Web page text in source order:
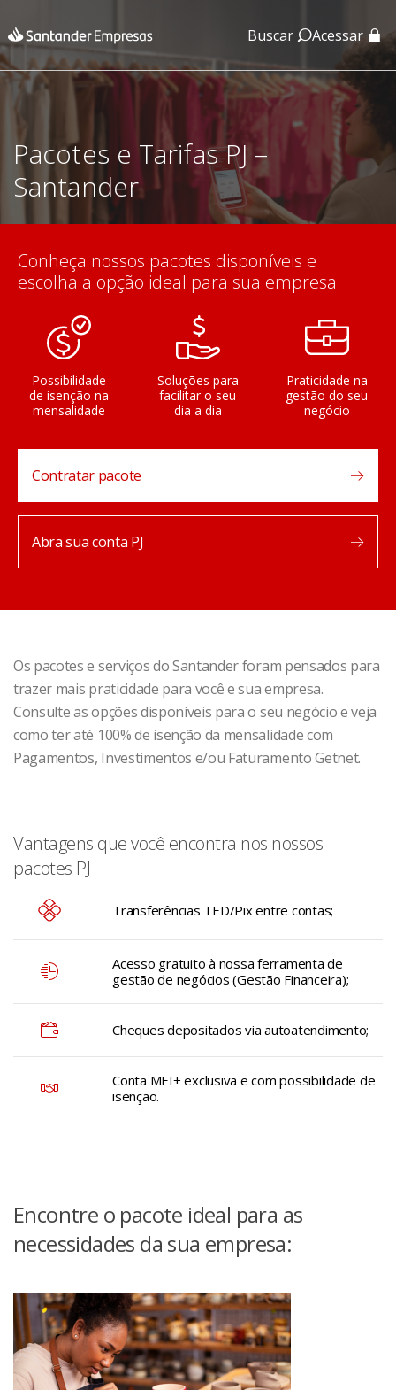
App Santander
App Santander Empresas
Buscar Acessar
Pacotes e Tarifas PJ –
Santander
Conheça nossos pacotes disponíveis e
escolha a opção ideal para sua empresa.
Possibilidade
de isenção na
mensalidade
Soluções para
facilitar o seu
dia a dia
Praticidade na
gestão do seu
negócio
Abra sua conta PJ
Contratar pacote
Os pacotes e serviços do Santander foram pensados para
trazer mais praticidade para você e sua empresa.
Consulte as opções disponíveis para o seu negócio e veja
como ter até 100% de isenção da mensalidade com
Pagamentos, Investimentos e/ou Faturamento Getnet.
Vantagens que você encontra nos nossos
pacotes PJ
Transferências TED/Pix entre contas;
Acesso gratuito à nossa ferramenta de
gestão de negócios (Gestão Financeira);
Cheques depositados via autoatendimento;
Conta MEI+ exclusiva e com possibilidade de
isenção.
Encontre o pacote ideal para as
necessidades da sua empresa: